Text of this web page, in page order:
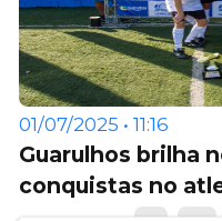
01/07/2025 • 11:16
Guarulhos brilha
conquistas no